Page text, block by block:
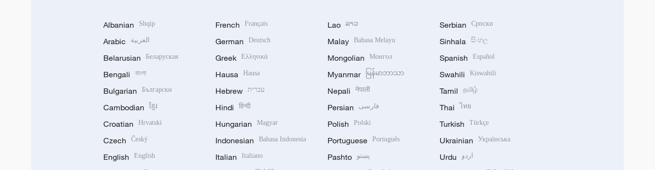
Albanian Shqip
Arabic العربية
Belarusian Беларуская
Bengali বাংলা
Bulgarian Български
Cambodian ខ្មែរ
Croatian Hrvatski
Czech Český
English English
French Français
German Deutsch
Greek Ελληνικά
Hausa Hausa
Hebrew עברית
Hindi हिन्दी
Hungarian Magyar
Indonesian Bahasa Indonesia
Italian Italiano
Lao ລາວ
Malay Bahasa Melayu
Mongolian Монгол
Myanmar မြန်မာဘာသာ
Nepali नेपाली
Persian فارسی
Polish Polski
Portuguese Português
Pashto پښتو
Serbian Српски
Sinhala සිංහල
Spanish Español
Swahili Kiswahili
Tamil தமிழ்
Thai ไทย
Turkish Türkçe
Ukrainian Українська
Urdu اردو